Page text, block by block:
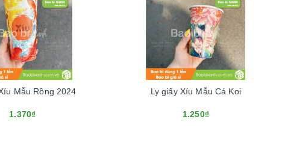
Mẫu Rồng 2024
1.370₫
Ly giấy Xíu Mẫu Cá Koi
1.250₫